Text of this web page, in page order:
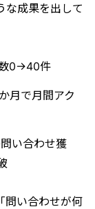
な成果を出して
数0→40件
月で月間アク
い合わせ獲
問い合わせが何